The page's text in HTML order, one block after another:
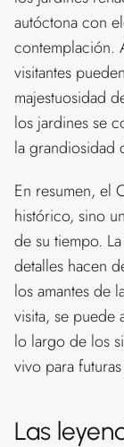
autóctona con
contemplación.
visitantes
majestuosidad
los jardines se
la grandiosidad
En resumen, el
histórico, sino
de su tiempo.
detalles hacen
los amantes de
visita, se puede
lo largo de los
vivo para
Las